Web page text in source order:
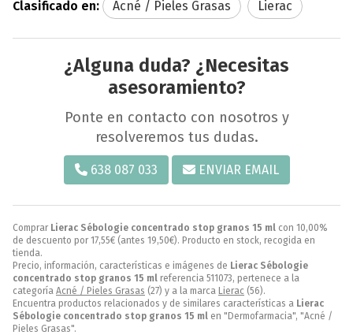
Comprar Lierac Sébologie concentrado stop granos 15 ml con 10,00%
de descuento por 17,55€ (antes 19,50€). Producto en stock, recogida en
tienda.
Precio, información, características e imágenes de Lierac Sébologie
concentrado stop granos 15 ml referencia 511073, pertenece a la
categoría Acné / Pieles Grasas (27) y a la marca Lierac (56).
Encuentra productos relacionados y de similares características a Lierac
Sébologie concentrado stop granos 15 ml en "Dermofarmacia", "Acné /
Pieles Grasas".
Clasificado en: Acné / Pieles Grasas Lierac
¿Alguna duda? ¿Necesitas
asesoramiento?
Ponte en contacto con nosotros y
resolveremos tus dudas.
638 087 033 ENVIAR EMAIL